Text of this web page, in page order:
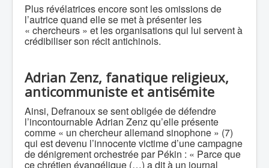
Plus révélatrices encore sont les omissions de
l’autrice quand elle se met à présenter les
« chercheurs » et les organisations qui lui servent à
crédibiliser son récit antichinois.
Adrian Zenz, fanatique religieux,
anticommuniste et antisémite
Ainsi, Defranoux se sent obligée de défendre
l’incontournable Adrian Zenz qu’elle présente
comme « un chercheur allemand sinophone » (7)
qui est devenu l’innocente victime d’une campagne
de dénigrement orchestrée par Pékin : « Parce que
ce chrétien évangélique (…) a dit à un journal